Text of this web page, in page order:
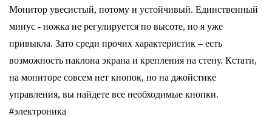
Монитор увесистый, потому и устойчивый. Единственный
минус - ножка не регулируется по высоте, но я уже
привыкла. Зато среди прочих характеристик – есть
возможность наклона экрана и крепления на стену. Кстати,
на мониторе совсем нет кнопок, но на джойстике
управления, вы найдете все необходимые кнопки.
#электроника